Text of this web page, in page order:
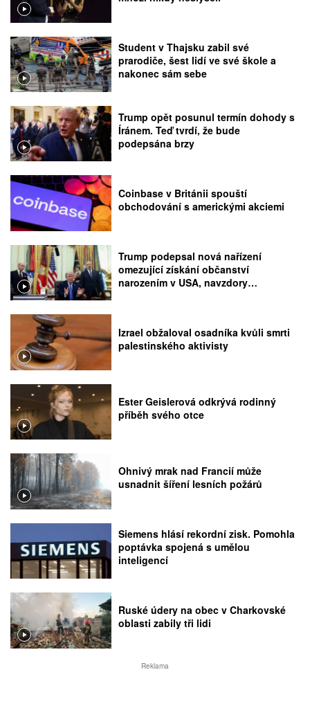
Student v Thajsku zabil své
prarodiče, šest lidí ve své škole a
nakonec sám sebe
Trump opět posunul termín dohody s
Íránem. Teď tvrdí, že bude
podepsána brzy
Coinbase v Británii spouští
obchodování s americkými akciemi
Trump podepsal nová nařízení
omezující získání občanství
narozením v USA, navzdory
Izrael obžaloval osadníka kvůli smrti
palestinského aktivisty
Ester Geislerová odkrývá rodinný
příběh svého otce
Ohnivý mrak nad Francií může
usnadnit šíření lesních požárů
Siemens hlásí rekordní zisk. Pomohla
poptávka spojená s umělou
inteligencí
Ruské údery na obec v Charkovské
oblasti zabily tři lidi
Reklama